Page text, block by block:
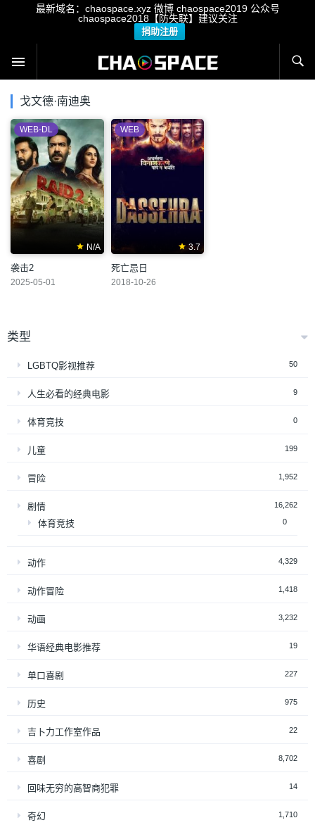
最新域名：chaospace.xyz 微博 chaospace2019 公众号
chaospace2018【防失联】建议关注
捐助注册
戈文德·南迪奥
N/A
WEB-DL
袭击2
2025-05-01
3.7
WEB
死亡忌日
2018-10-26
类型
LGBTQ影视推荐 50
人生必看的经典电影 9
体育竞技 0
儿童 199
冒险 1,952
剧情 16,262
体育竞技 0
动作 4,329
动作冒险 1,418
动画 3,232
华语经典电影推荐 19
单口喜剧 227
历史 975
吉卜力工作室作品 22
喜剧 8,702
回味无穷的高智商犯罪 14
奇幻 1,710